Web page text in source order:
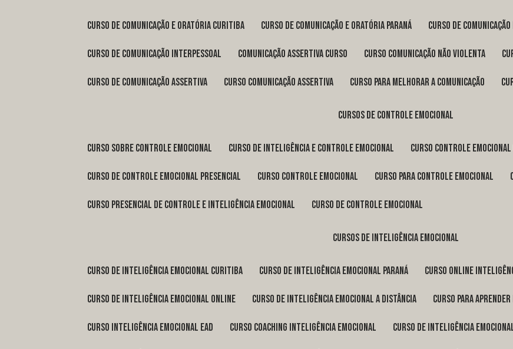
curso de comunicação e oratória Curitiba curso de comunicação e oratória Paraná curso de
curso de comunicação interpessoal comunicação assertiva curso curso comunicação não violenta
curso de comunicação assertiva curso comunicação assertiva curso para melhorar a comunicação
cursos de controle emocional
curso sobre controle emocional curso de inteligência e controle emocional curso controle
curso de controle emocional presencial curso controle emocional curso para controle emocional
curso presencial de controle e inteligência emocional curso de controle emocional
cursos de inteligência emocional
curso de inteligência emocional Curitiba curso de inteligência emocional Paraná curso online
curso de inteligência emocional online curso de inteligência emocional a distância curso para
curso inteligência emocional ead curso coaching inteligência emocional curso de inteligência